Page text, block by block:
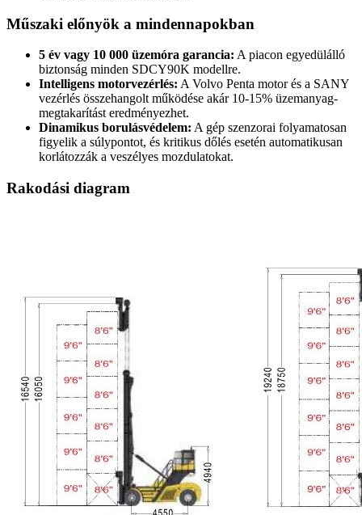
Műszaki előnyök a mindennapokban
5 év vagy 10 000 üzemóra garancia: A piacon egyedülálló
biztonság minden SDCY90K modellre.
Intelligens motorvezérlés: A Volvo Penta motor és a SANY
vezérlés összehangolt működése akár 10-15% üzemanyag-
megtakarítást eredményezhet.
Dinamikus borulásvédelem: A gép szenzorai folyamatosan
figyelik a súlypontot, és kritikus dőlés esetén automatikusan
korlátozzák a veszélyes mozdulatokat.
Rakodási diagram